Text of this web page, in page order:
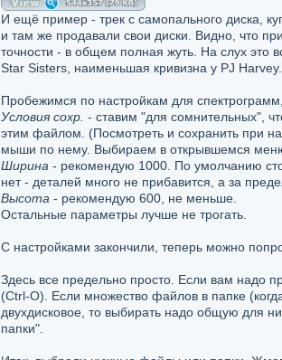
И ещё пример - трек с самопального диска,
и там же продавали свои диски. Видно, что
точности - в общем полная жуть. На слух это
Star Sisters, наименьшая кривизна у PJ Harvey.
Пробежимся по настройкам для
Условия сохр. - ставим "для сомнительных",
этим файлом. (Посмотреть и сохранить при
мыши по нему. Выбираем в открывшемся меню
Ширина - рекомендую 1000. По умолчанию
нет - деталей много не прибавится, а за
Высота - рекомендую 600, не меньше.
Остальные параметры лучше не трогать.
С настройками закончили, теперь можно
Здесь все предельно просто. Если вам надо
(Ctrl-O). Если множество файлов в папке
двухдисковое, то выбирать надо общую для
папки".